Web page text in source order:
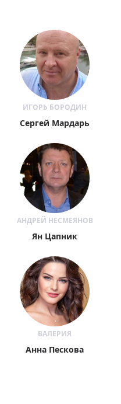
ИГОРЬ БОРОДИН
Сергей Мардарь
АНДРЕЙ НЕСМЕЯНОВ
Ян Цапник
ВАЛЕРИЯ
Анна Пескова